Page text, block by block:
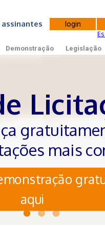
assinantes
Demonstração Legislação
mais
aqui